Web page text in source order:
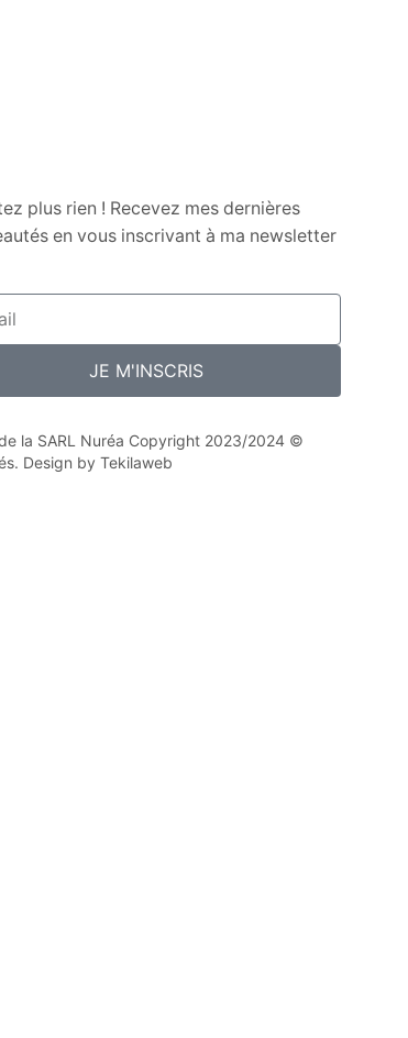
plus rien ! Recevez mes dernières
en vous inscrivant à ma newsletter
JE M'INSCRIS
la SARL Nuréa Copyright 2023/2024 ©
Design by Tekilaweb